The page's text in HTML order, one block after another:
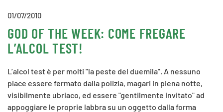
01/07/2010
GOD OF THE WEEK: COME FREGARE
L’ALCOL TEST!
L’alcol test è per molti "la peste del duemila". A nessuno
piace essere fermato dalla polizia, magari in piena notte,
visibilmente ubriaco, ed essere "gentilmente invitato" ad
appoggiare le proprie labbra su un oggetto dalla forma